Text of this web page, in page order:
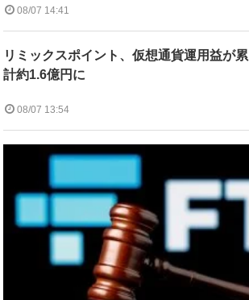
08/07 14:41
リミックスポイント、仮想通貨運用益が累
計約1.6億円に
08/07 13:54